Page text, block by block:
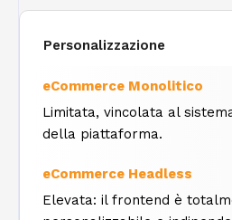
Personalizzazione
Limitata, vincolata al
della piattaforma.
Elevata: il frontend è